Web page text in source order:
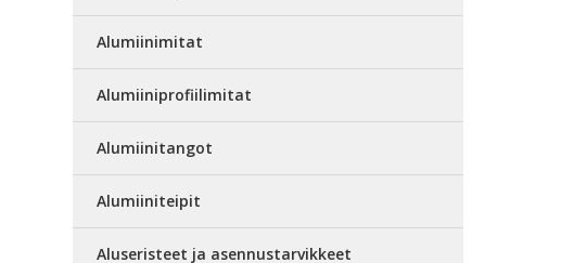
Alumiinimitat
Alumiiniprofiilimitat
Alumiinitangot
Alumiiniteipit
Aluseristeet ja asennustarvikkeet